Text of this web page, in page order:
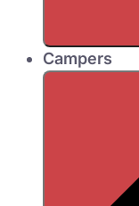
Campers